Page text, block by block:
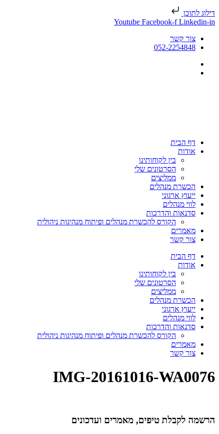
דילוג לתוכן
Youtube Facebook-f Linkedin-in
צור קשר
052-2254848
דף הבית
אודות
בין לקוחותינו
הסרטונים שלי
ממליצים
הכשרת מנהלים
ייעוץ ארגוני
לווי מנהלים
סדנאות והדרכות
הקורס להכשרת מנהלים ופיתוח מנהיגות ניהולית
מאמרים
צור קשר
דף הבית
אודות
בין לקוחותינו
הסרטונים שלי
ממליצים
הכשרת מנהלים
ייעוץ ארגוני
לווי מנהלים
סדנאות והדרכות
הקורס להכשרת מנהלים ופיתוח מנהיגות ניהולית
מאמרים
צור קשר
IMG-20161016-WA0076
הרשמה לקבלת טיפים, מאמרים ועדכונים